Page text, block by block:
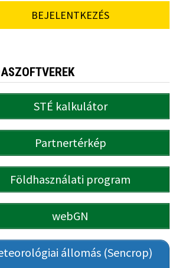
BEJELENTKEZÉS
STÉ kalkulátor
Partnertérkép
Földhasználati program
webGN
állomás (Sencrop)